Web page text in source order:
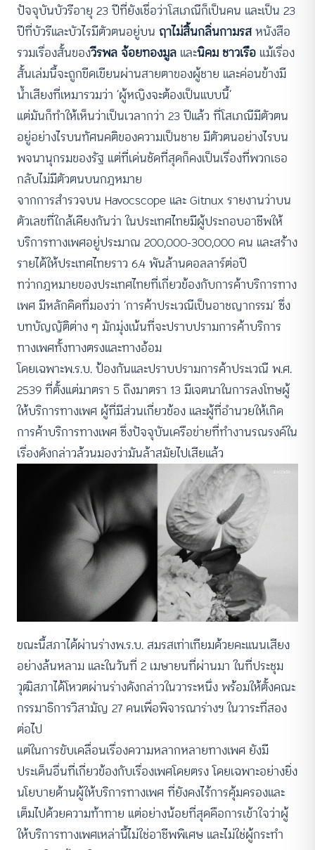
ปัจจุบันบัวรีอายุ 23 ปีที่ยังเชื่อว่าโสเภณีก็เป็นคน และเป็น 23
ปีที่บัวรีและบัวไรมีตัวตนอยู่บน ฤาไม่สิ้นกลิ่นกามรสหนังสือ
รวมเรื่องสั้นของวีรพล จ้อยทองมูล และนิคม ชาวเรือ แม้เรื่อง
สั้นเล่มนี้จะถูกขีดเขียนผ่านสายตาของผู้ชาย และค่อนข้างมี
น้ำเสียงที่เหมารวมว่า ‘ผู้หญิงจะต้องเป็นแบบนี้’
แต่มันก็ทำให้เห็นว่าเป็นเวลากว่า 23 ปีแล้ว ที่โสเภณีมีตัวตน
อยู่อย่างไรบนทัศนคติของความเป็นชาย มีตัวตนอย่างไรบน
พจนานุกรมของรัฐ แต่ที่เด่นชัดที่สุดก็คงเป็นเรื่องที่พวกเธอ
กลับไม่มีตัวตนบนกฎหมาย
จากการสำรวจบน Havocscope และ Gitnux รายงานว่าบน
ตัวเลขที่ใกล้เคียงกันว่า ในประเทศไทยมีผู้ประกอบอาชีพให้
บริการทางเพศอยู่ประมาณ 200,000-300,000 คน และสร้าง
รายได้ให้ประเทศไทยราว 6.4 พันล้านดอลลาร์ต่อปี
ทว่ากฎหมายของประเทศไทยที่เกี่ยวข้องกับการค้าบริการทาง
เพศ มีหลักคิดที่มองว่า ‘การค้าประเวณีเป็นอาชญากรรม’ ซึ่ง
บทบัญญัติต่าง ๆ มักมุ่งเน้นที่จะปราบปรามการค้าบริการ
ทางเพศทั้งทางตรงและทางอ้อม
โดยเฉพาะพ.ร.บ. ป้องกันและปราบปรามการค้าประเวณี พ.ศ.
2539 ที่ตั้งแต่มาตรา 5 ถึงมาตรา 13 มีเจตนาในการลงโทษผู้
ให้บริการทางเพศ ผู้ที่มีส่วนเกี่ยวข้อง และผู้ที่อำนวยให้เกิด
การค้าบริการทางเพศ ซึ่งปัจจุบันเครือข่ายที่ทำงานรณรงค์ใน
เรื่องดังกล่าวล้วนมองว่ามันล้าสมัยไปเสียแล้ว
ขณะนี้สภาได้ผ่านร่างพ.ร.บ. สมรสเท่าเทียมด้วยคะแนนเสียง
อย่างล้นหลาม และในวันที่ 2 เมษายนที่ผ่านมา ในที่ประชุม
วุฒิสภาได้โหวตผ่านร่างดังกล่าวในวาระหนึ่ง พร้อมให้ตั้งคณะ
กรรมาธิการวิสามัญ 27 คนเพื่อพิจารณาร่างฯ ในวาระที่สอง
ต่อไป
แต่ในการขับเคลื่อนเรื่องความหลากหลายทางเพศ ยังมี
ประเด็นอื่นที่เกี่ยวข้องกับเรื่องเพศโดยตรง โดยเฉพาะอย่างยิ่ง
นโยบายด้านผู้ให้บริการทางเพศ ที่ยังคงไร้การคุ้มครองและ
เต็มไปด้วยความท้าทาย แต่อย่างน้อยที่สุดคือการเข้าใจว่าผู้
ให้บริการทางเพศเหล่านี้ไม่ใช่อาชีพพิเศษ และไม่ใช่ผู้กระทำ